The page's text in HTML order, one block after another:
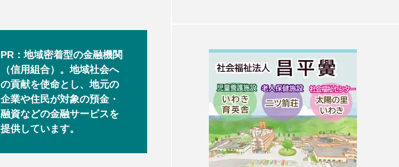
PR：地域密着型の金融機関
（信用組合）。地域社会へ
の貢献を使命とし、地元の
企業や住民が対象の預金・
融資などの金融サービスを
提供しています。